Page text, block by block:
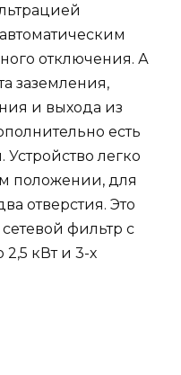
отключения. А
заземления,
и выхода из
есть
легко
положении, для
отверстия. Это
фильтр с
кВт и 3-х